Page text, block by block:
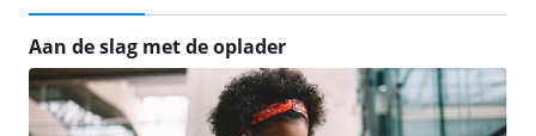
Aan de slag met de oplader